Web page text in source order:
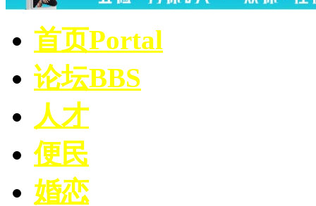
首页Portal
论坛BBS
人才
便民
婚恋